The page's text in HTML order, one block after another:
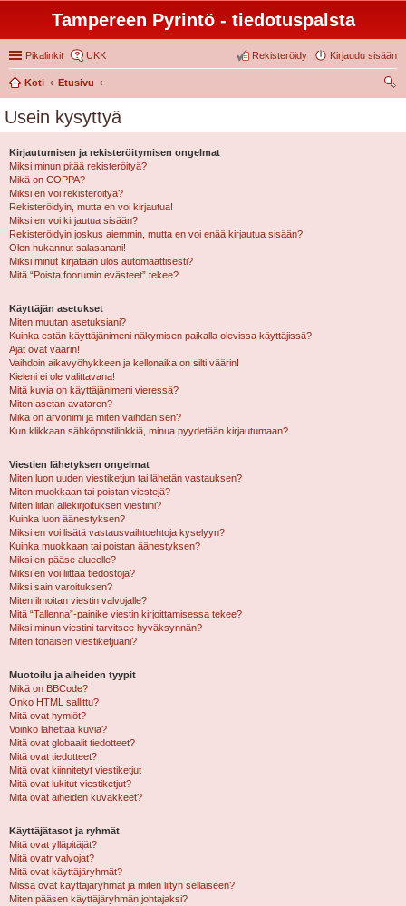
Tampereen Pyrintö - tiedotuspalsta
Pikalinkit UKK Kirjaudu sisään
Rekisteröidy
Koti
Etusivu
Usein kysyttyä
Kirjautumisen ja rekisteröitymisen ongelmat
Miksi minun pitää rekisteröityä?
Mikä on COPPA?
Miksi en voi rekisteröityä?
Rekisteröidyin, mutta en voi kirjautua!
Miksi en voi kirjautua sisään?
Rekisteröidyin joskus aiemmin, mutta en voi enää kirjautua sisään?!
Olen hukannut salasanani!
Miksi minut kirjataan ulos automaattisesti?
Mitä “Poista foorumin evästeet” tekee?
Käyttäjän asetukset
Miten muutan asetuksiani?
Kuinka estän käyttäjänimeni näkymisen paikalla olevissa käyttäjissä?
Ajat ovat väärin!
Vaihdoin aikavyöhykkeen ja kellonaika on silti väärin!
Kieleni ei ole valittavana!
Mitä kuvia on käyttäjänimeni vieressä?
Miten asetan avataren?
Mikä on arvonimi ja miten vaihdan sen?
Kun klikkaan sähköpostilinkkiä, minua pyydetään kirjautumaan?
Viestien lähetyksen ongelmat
Miten luon uuden viestiketjun tai lähetän vastauksen?
Miten muokkaan tai poistan viestejä?
Miten liitän allekirjoituksen viestiini?
Kuinka luon äänestyksen?
Miksi en voi lisätä vastausvaihtoehtoja kyselyyn?
Kuinka muokkaan tai poistan äänestyksen?
Miksi en pääse alueelle?
Miksi en voi liittää tiedostoja?
Miksi sain varoituksen?
Miten ilmoitan viestin valvojalle?
Mitä “Tallenna”-painike viestin kirjoittamisessa tekee?
Miksi minun viestini tarvitsee hyväksynnän?
Miten tönäisen viestiketjuani?
Muotoilu ja aiheiden tyypit
Mikä on BBCode?
Onko HTML sallittu?
Mitä ovat hymiöt?
Voinko lähettää kuvia?
Mitä ovat globaalit tiedotteet?
Mitä ovat tiedotteet?
Mitä ovat kiinnitetyt viestiketjut
Mitä ovat lukitut viestiketjut?
Mitä ovat aiheiden kuvakkeet?
Käyttäjätasot ja ryhmät
Mitä ovat ylläpitäjät?
Mitä ovatr valvojat?
Mitä ovat käyttäjäryhmät?
Missä ovat käyttäjäryhmät ja miten liityn sellaiseen?
Miten pääsen käyttäjäryhmän johtajaksi?